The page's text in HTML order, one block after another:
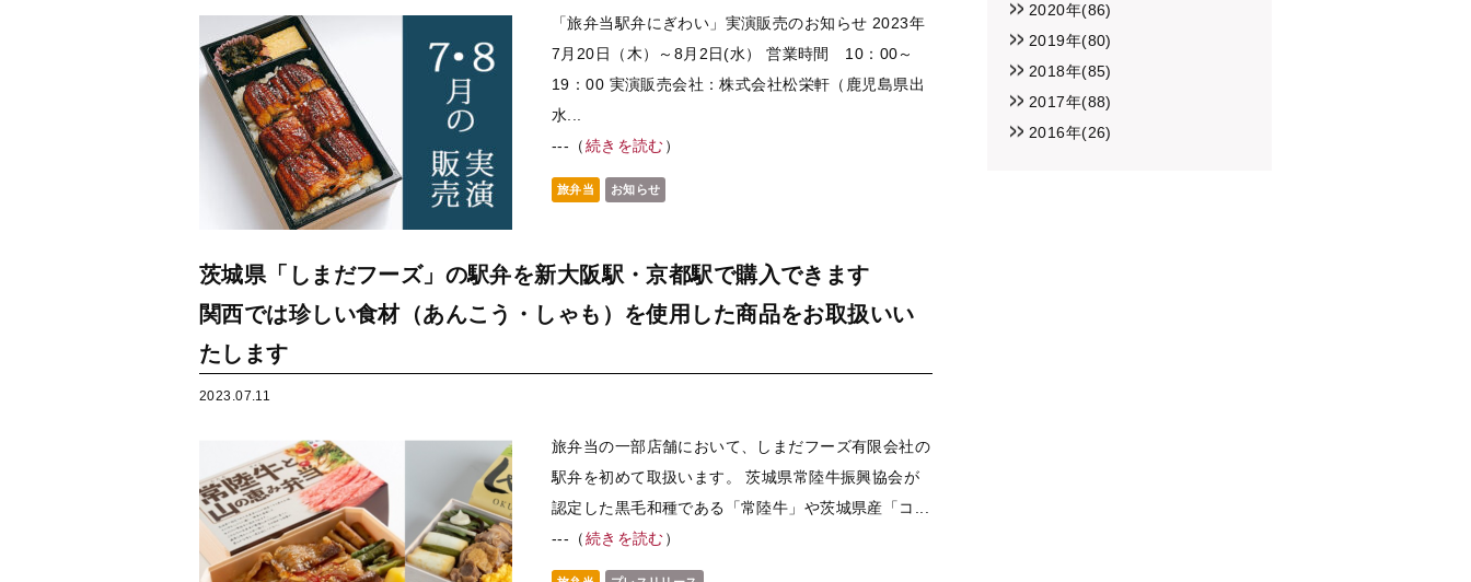
「旅弁当駅弁にぎわい」実演販売のお知らせ 2023年
7月20日（木）～8月2日(水） 営業時間 10：00～
19：00 実演販売会社：株式会社松栄軒（鹿児島県出
水...
---（続きを読む）
旅弁当 お知らせ
茨城県「しまだフーズ」の駅弁を新大阪駅・京都駅で購入できます
関西では珍しい食材（あんこう・しゃも）を使用した商品をお取扱いい
たします
2023.07.11
旅弁当の一部店舗において、しまだフーズ有限会社の
駅弁を初めて取扱います。 茨城県常陸牛振興協会が
認定した黒毛和種である「常陸牛」や茨城県産「コ...
---（続きを読む）
2020年(86)
2019年(80)
2018年(85)
2017年(88)
2016年(26)